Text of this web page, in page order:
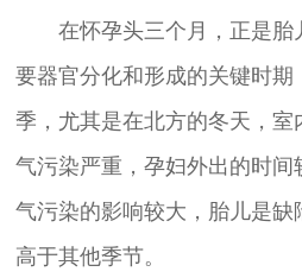
在怀孕头三个月，正是胎
要器官分化和形成的关键时期
季，尤其是在北方的冬天，室
气污染严重，孕妇外出的时间
气污染的影响较大，胎儿是缺
高于其他季节。